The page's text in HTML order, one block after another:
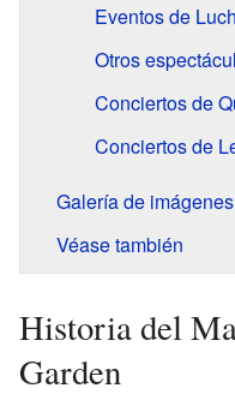
Eventos de
Otros
Conciertos de
Conciertos de
Galería de imágenes
Véase también
Historia del
Garden